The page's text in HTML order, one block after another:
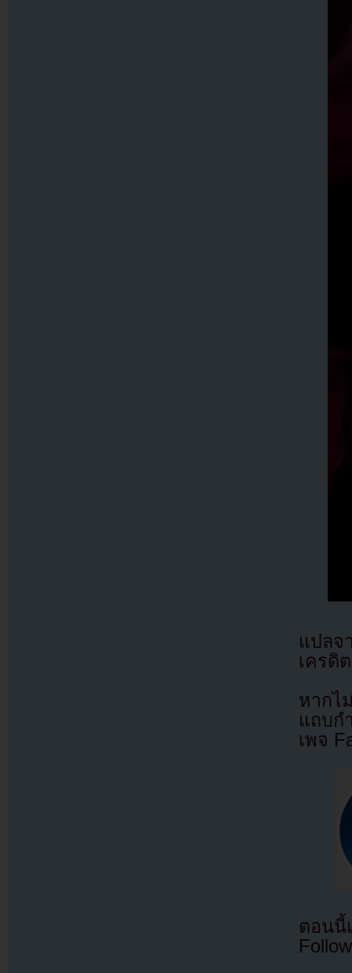
แปล
เครดิ
หากไ
แถบก
เพจ
ตอนนี้